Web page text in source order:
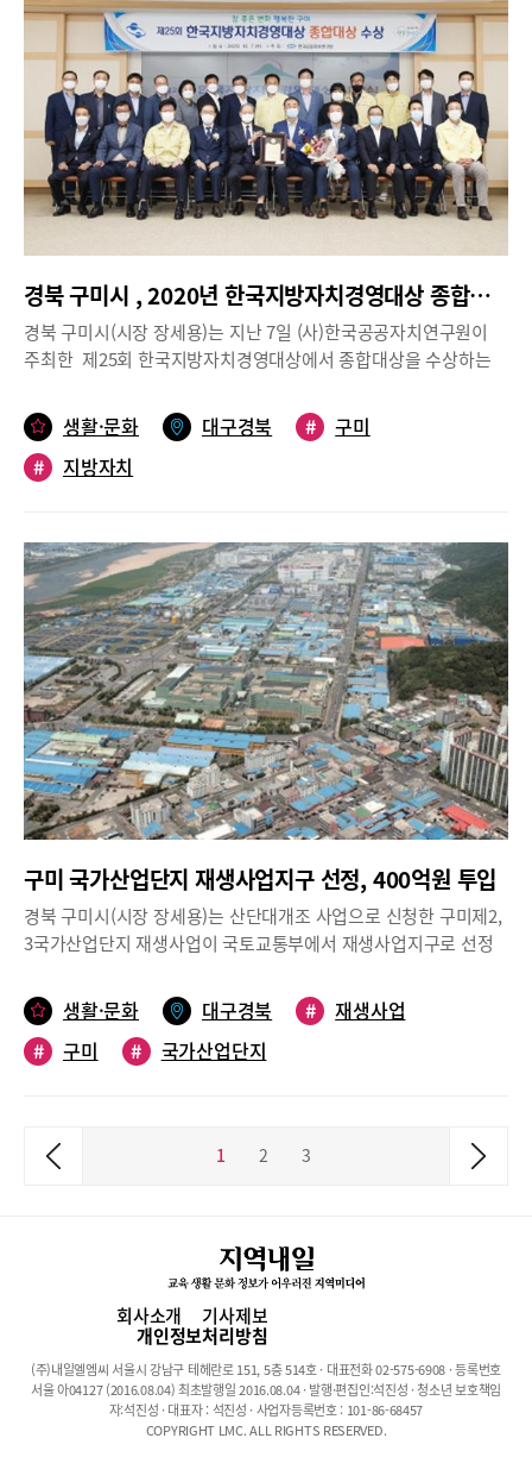
조혁신산업의 허브로서 선도적 역할을 할 것으로 기대를 모았다.그
동안 입주율 정체 및 코로나19 악재에도 불구하고, 구미시의 입주
기업 임대료 감면, 사업화 지원, 인프라 지원 등 적극적인 기업지원
시책으로 관 내외 기업을 유치한 결과, 구미첨단의료기술타워의 입
주율은 90% 이상을 달성할 전망이다.구미전자의료산업의 제조혁
신의 메카가 될 구미첨단의료기술타워는 지역 기업들이 전자산업
에서 습득한 제조 양산기술을 활용해 5G기반 가상·증강현실(AR-
VR), 인공지능 기술과 연계를 통한 바이오헬스 산업의 새로운 돌파
점으로 재도약의 기회가 될 것”이라고 말했다.
경북 구미시 , 2020년 한국지방자치경영대상 종합대상 수상
경북 구미시(시장 장세용)는 지난 7일 (사)한국공공자치연구원이
주최한 제25회 한국지방자치경영대상에서 종합대상을 수상하는
국지방자치경영대상은 지역발전과 지방행정 혁신에 뛰어난 성과를
거둔 최고의 지방자치단체에 수여하는 상으로 민간에서 실시하는
지방자치단체 평가 가운데 최고의 권위와 전통을 인정받고 있는 시
문을 평가하며, 1차 정량평가와 2차 정성평가, 리서치 전문기관의
주민 만족도 조사, 공적 인터뷰 심사, 최종심사 등 총 5단계에 걸친
엄격하고 까다로운 심사를 거쳐 종합 대상과 7개 부문별 대상을 선
정한다.지속 가능한 도시발전 기반 마련에 높은 평가구미시는 민선
7기 원년인 지난해 △노사민정 사회적 대타협을 바탕으로 상생형
구미일자리 사업을 유치하고, △스마트 선도 산단, 홀로그램 기술개
발사업, 5G 시험망 테스트 베드 구축 사업 등 대규모 국책사업에 연
이어 선정되면서 지속 가능한 경제성장의 기반을 마련했다.또, △원
평동 재개발 사업 뉴딜, 공단동 혁신지구 등 도시에 활력을 불어넣
는 ‘구미형 도시재생 사업’ △ 스마트시티 통합플랫폼 구축, 국가디
지털 전환사업 등 첨단ICT 기반의 ‘미래형 스마트 안전도시 사업’
△도농상생 지역먹거리 선순환체계 구축 위한 ‘푸드플랜 선도도시
사업’ 등 지역특성에 맞는 사업 추진으로 도시 발전과 브랜드 가치
를 높인 점이 높은 평가를 받았다.시민 삶의 질 향상을 위한 차별화
된 시책 추진또한 구미시는 △시민예술가 양성, 금오시장로 축제,
시재생 사업을 적극 발굴하고, △아동여성친화도시 지정, 가족행복
플라자 개관, 초등 중학교 무상급식 지원 확대 등 가족친화형 복지
정책을 펼치고 있는 점이 좋은 평가를 받았다.아울러 △정보화 마
귀가구역, 무인택배함 안심비상벨 등 안전한 도시환경을 만들기 위
재난관리평가 대통령 표창, 국민생활밀접 민원제도 개선 대통령상
등 총 40건의 기관상 수상, △민선7기 공약실천계획서 평가 SA 등
급, △69건의 공모사업 선정(총사업비 8,501억원), △4,303억원의
국도비 확보, △219개사 8,375억원 투자유치, △시민행복일자리 1
만6700여개 창출 등 시정 전반에 괄목할만한 성과를 거뒀으며, 이
러한 노력의 결과로 평가 전 분야에 높은 점수를 받아 최고의 상인
종합대상에 최종 선정되었다.장세용 구미시장은 “민선7기 시정전
생활·문화 대구경북 #
구미
#
지방자치
구미 국가산업단지 재생사업지구 선정, 400억원 투입
경북 구미시(시장 장세용)는 산단대개조 사업으로 신청한 구미제2,
3국가산업단지 재생사업이 국토교통부에서 재생사업지구로 선정
다.재생사업은 조성된 지 20년 이상된 노후 산단을 재생사업지구로
지정하여 업종의 재배치, 토지이용계획 변경, 기반시설 정비·확충을
통한 산업입지기능을 강화하는 사업이다.구미시는 1산단이 2018년
다.2, 3단지는 각각 83년, 95년 준공된 노후단지로 지속적으로 주차
도로시설물 보수, 도로구조 개선 등을 통해 기업유치 경쟁력을 강화
할 계획이다.장세용 구미시장은 코로나 19로 어려운 상황에 있지만
유치, 근로환경 개선, 양질의 일자리 창출로 구미국가산단의 부흥을
이끌고 혁신성장의 거점으로 만들 것을 약속했다.
생활·문화 대구경북 #
재생사업
#
구미 # 국가산업단지
1 2 3
회사소개 기사제보
개인정보처리방침
(주)내일엘엠씨 서울시 강남구 테헤란로 151, 5층 514호 · 대표전화 02-575-6908 · 등록번호
서울 아04127 (2016.08.04) 최초발행일 2016.08.04 · 발행·편집인:석진성 · 청소년 보호책임
자:석진성 · 대표자 : 석진성 · 사업자등록번호 : 101-86-68457
COPYRIGHT LMC. ALL RIGHTS RESERVED.